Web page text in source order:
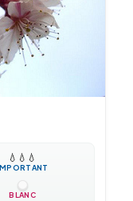
💧 💧 💧
IMPORTANT
BLANC